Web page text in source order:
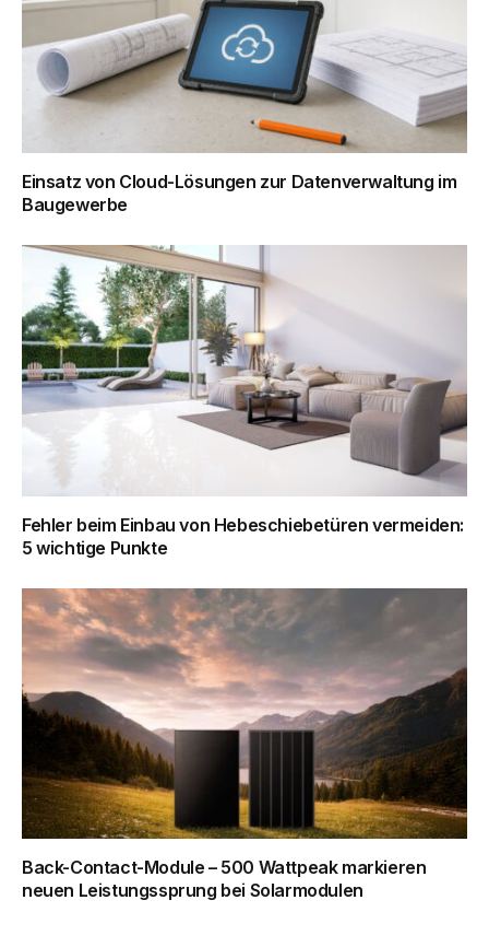
Einsatz von Cloud-Lösungen zur Datenverwaltung im
Baugewerbe
Fehler beim Einbau von Hebeschiebetüren vermeiden:
5 wichtige Punkte
Back-Contact-Module – 500 Wattpeak markieren
neuen Leistungssprung bei Solarmodulen